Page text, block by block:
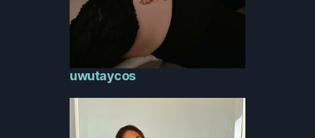
uwutaycos